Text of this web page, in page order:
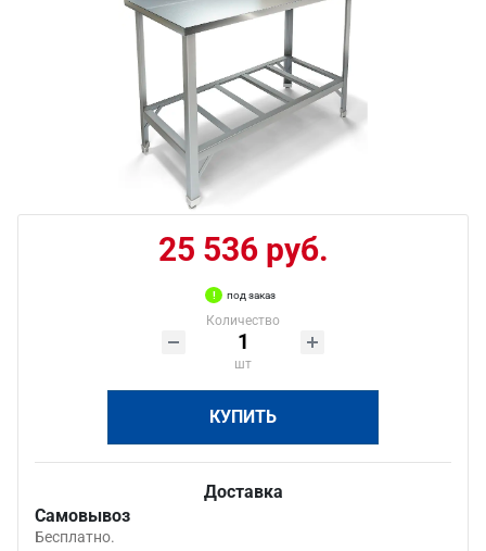
25 536 руб.
под заказ
Количество
шт
КУПИТЬ
Доставка
Самовывоз
Бесплатно.